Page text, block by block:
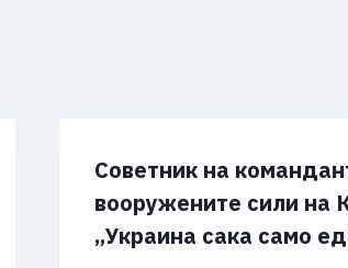
Советник на
вооружените сили на
„Украина сака само